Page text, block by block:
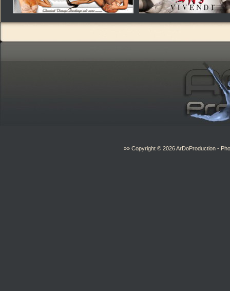
»» Copyright © 2026ArDoProduction -